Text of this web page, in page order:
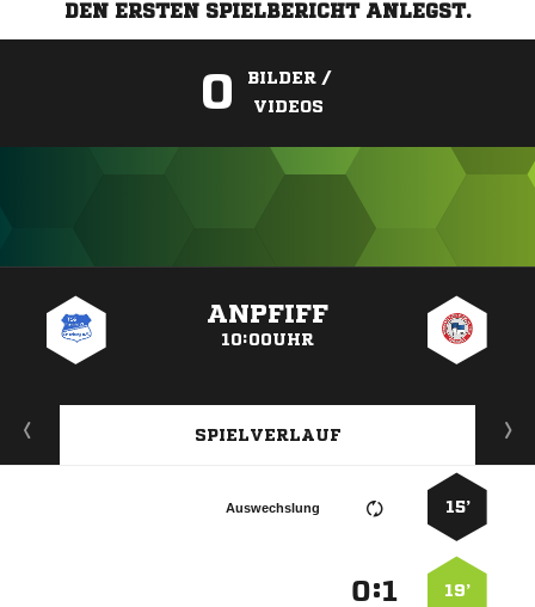
DEN ERSTEN SPIELBERICHT ANLEGST.
0
BILDER /
VIDEOS
ANPFIFF
10:00UHR
SPIELVERLAUF
15’
Auswechslung
19’
: